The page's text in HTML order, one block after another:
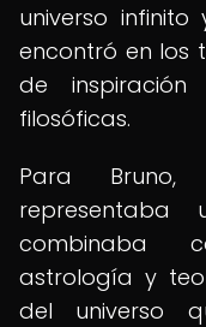
universo
encontró en los
de
filosóficas.
Para Bruno,
combinaba
astrología y
del universo